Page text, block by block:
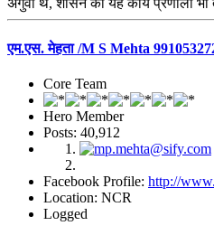
अगुवा थे, शासन की यह कार्य प्रणाली भी
एम.एस. मेहता /M S Mehta
Core Team
Hero Member
Posts: 40,912
Facebook Profile: http://
Location: NCR
Logged